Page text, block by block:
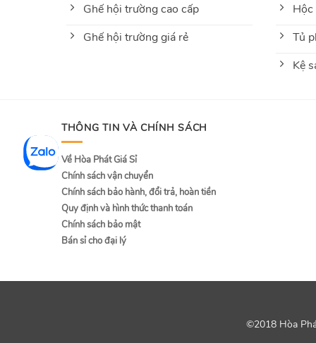
Ghế hội trường cao cấp
Ghế hội trường giá rẻ
Hộc
Tủ
Kệ
THÔNG TIN VÀ CHÍNH SÁCH
Về Hòa Phát Giá Sỉ
Chính sách vận chuyển
Chính sách bảo hành, đổi trả, hoàn tiền
Quy định và hình thức thanh toán
Chính sách bảo mật
Bán sỉ cho đại lý
©2018 Hòa